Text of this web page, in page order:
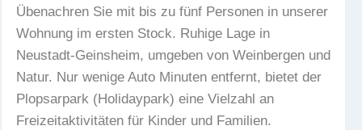
Übenachren Sie mit bis zu fünf Personen in unserer
Wohnung im ersten Stock. Ruhige Lage in
Neustadt-Geinsheim, umgeben von Weinbergen und
Natur. Nur wenige Auto Minuten entfernt, bietet der
Plopsarpark (Holidaypark) eine Vielzahl an
Freizeitaktivitäten für Kinder und Familien.